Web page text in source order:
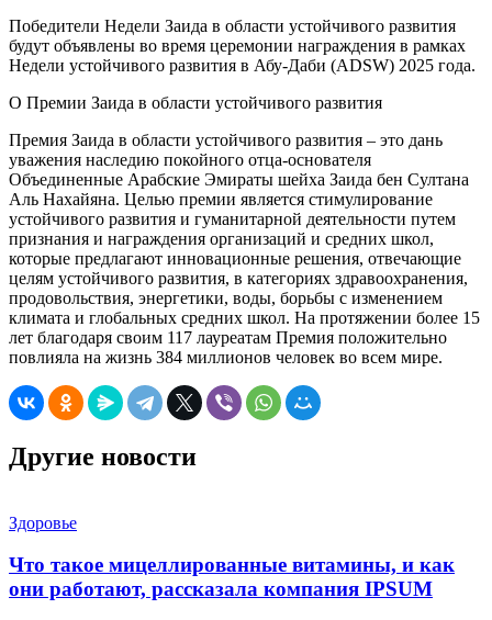
Победители Недели Заида в области устойчивого развития
будут объявлены во время церемонии награждения в рамках
Недели устойчивого развития в Абу-Даби (ADSW) 2025 года.
О Премии Заида в области устойчивого развития
Премия Заида в области устойчивого развития – это дань
уважения наследию покойного отца-основателя
Объединенные Арабские Эмираты шейха Заида бен Султана
Аль Нахайяна. Целью премии является стимулирование
устойчивого развития и гуманитарной деятельности путем
признания и награждения организаций и средних школ,
которые предлагают инновационные решения, отвечающие
целям устойчивого развития, в категориях здравоохранения,
продовольствия, энергетики, воды, борьбы с изменением
климата и глобальных средних школ. На протяжении более 15
лет благодаря своим 117 лауреатам Премия положительно
повлияла на жизнь 384 миллионов человек во всем мире.
Другие новости
Здоровье
Что такое мицеллированные витамины, и как
они работают, рассказала компания IPSUM